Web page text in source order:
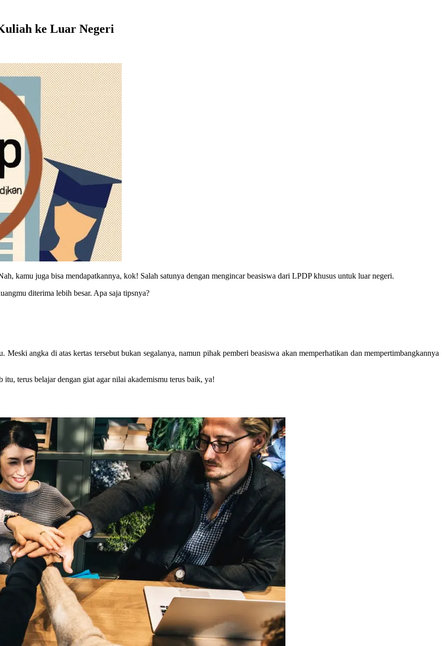
ke Luar Negeri
kamu juga bisa mendapatkannya, kok! Salah satunya dengan mengincar beasiswa dari LPDP khusus untuk luar negeri.
diterima lebih besar. Apa saja tipsnya?
Meski angka di atas kertas tersebut bukan segalanya, namun pihak pemberi beasiswa akan memperhatikan dan mempertimbangkannya
terus belajar dengan giat agar nilai akademismu terus baik, ya!